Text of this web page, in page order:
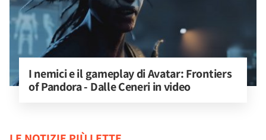
I nemici e il gameplay di Avatar: Frontiers
of Pandora - Dalle Ceneri in video